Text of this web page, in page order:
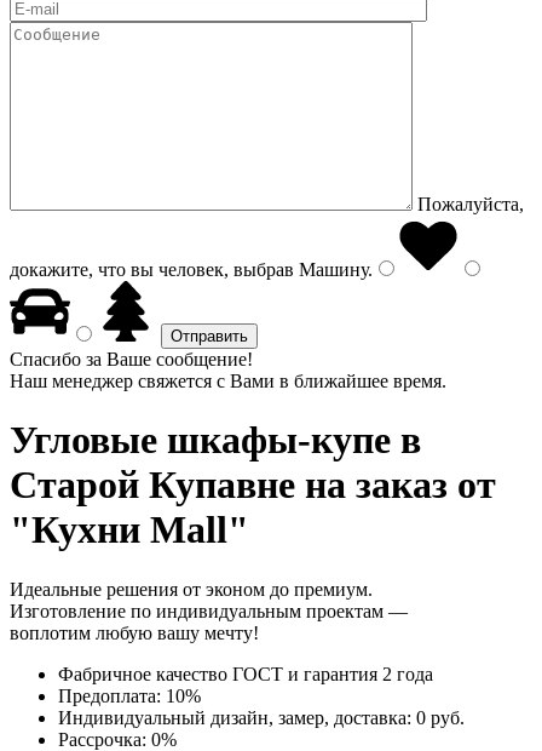
Пожалуйста,
докажите, что вы человек, выбрав Машину.
Спасибо за Ваше сообщение!
Наш менеджер свяжется с Вами в ближайшее время.
Угловые шкафы-купе в
Старой Купавне на заказ от
"Кухни Mall"
Идеальные решения от эконом до премиум.
Изготовление по индивидуальным проектам —
воплотим любую вашу мечту!
Фабричное качество ГОСТ и гарантия 2 года
Предоплата: 10%
Индивидуальный дизайн, замер, доставка: 0 руб.
Рассрочка: 0%